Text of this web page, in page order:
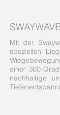
Mit der
speziellen
einer 360-
nachhaltige